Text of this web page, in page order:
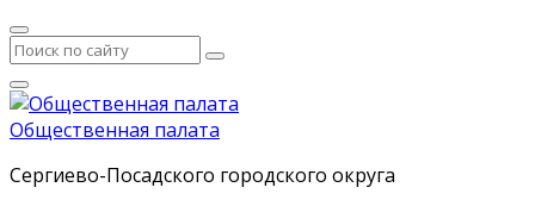
Общественная палата
Сергиево-Посадского городского округа